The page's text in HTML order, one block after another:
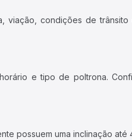
condições de
e tipo de poltrona.
possuem uma inclinação até